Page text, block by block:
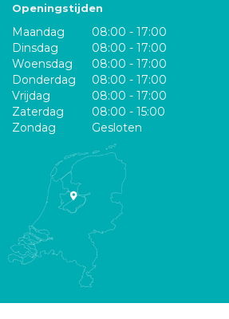
Openingstijden
Maandag
08:00 - 17:00
Dinsdag
08:00 - 17:00
Woensdag
08:00 - 17:00
Donderdag
08:00 - 17:00
Vrijdag
08:00 - 17:00
Zaterdag
08:00 - 15:00
Zondag
Gesloten